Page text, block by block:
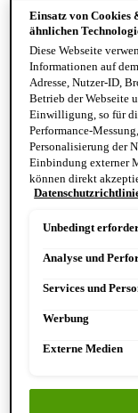
ändern, nehmen
Zunächst einmal
Wechseljahre eine
Alter hat sich Ihr
abgelagert. Jetzt
Bauchbereich, in der
Körperorgane an(1).
WARUM
Verschiedene
in den
Gewichtszunahme
Veränderungen.
Einsatz von Cookies
ähnlichen
Diese Webseite
Informationen auf
Adresse, Nutzer-ID,
Betrieb der Webseite
Einwilligung, so für
Performance-
Personalisierung der
Einbindung externer
können direkt
Einwilligung
speichern"). Die
Unbedingt
Analyse und
Services und
Werbung
Externe Medien